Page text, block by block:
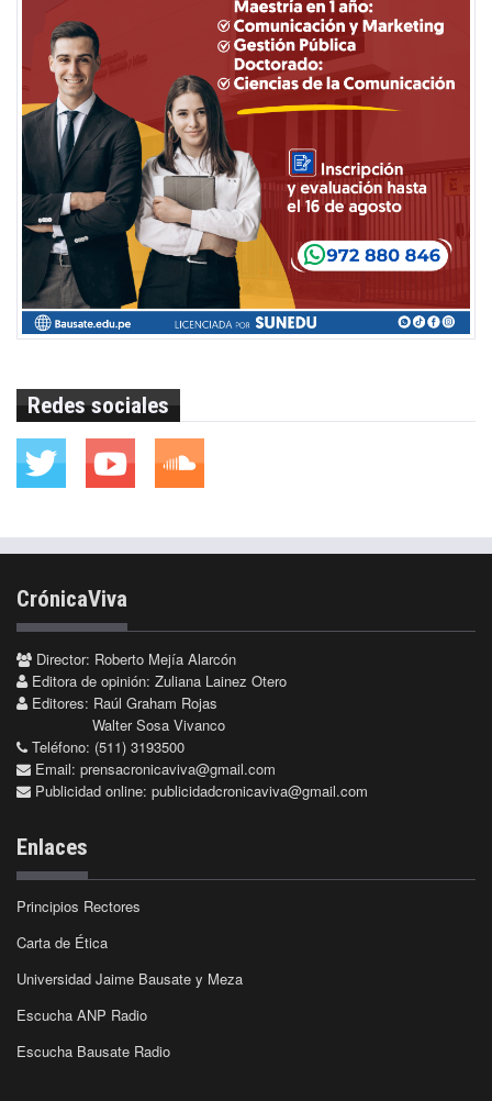
Redes sociales
CrónicaViva
Director: Roberto Mejía Alarcón
Editora de opinión: Zuliana Lainez Otero
Editores: Raúl Graham Rojas
Walter Sosa Vivanco
Teléfono: (511) 3193500
Email: prensacronicaviva@gmail.com
Publicidad online: publicidadcronicaviva@gmail.com
Enlaces
Principios Rectores
Carta de Ética
Universidad Jaime Bausate y Meza
Escucha ANP Radio
Escucha Bausate Radio